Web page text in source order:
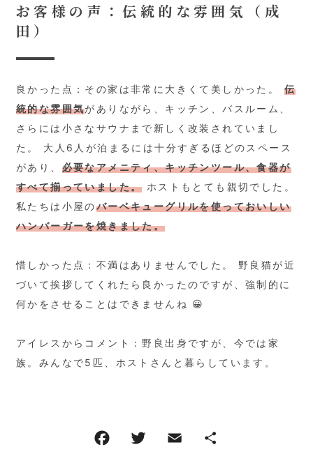
お客様の声：伝統的な雰囲気（成
田）
良かった点：その家は非常に大きくて美しかった。 伝
統的な雰囲気がありながら、キッチン、バスルーム、
さらには小さなサウナまで新しく改装されていまし
た。 大人6人が泊まるには十分すぎるほどのスペース
があり、 必要なアメニティ、キッチンツール、食器が
すべて揃っていました。 ホストもとても親切でした。
私たちは小屋のバーベキューグリルを使っておいしい
ハンバーガーを焼きました。
惜しかった点：不満はありませんでした。 野良猫が近
づいて挨拶してくれたら良かったのですが、強制的に
何かをさせることはできませんね 😀
アイレスからコメント：野良出身ですが、今では家
族。みんなで5匹、ホストさんと暮らしています。